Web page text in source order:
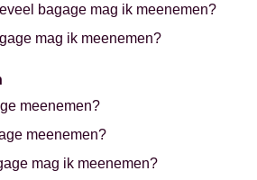
bagage mag ik meenemen?
mag ik meenemen?
meenemen?
meenemen?
mag ik meenemen?